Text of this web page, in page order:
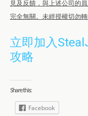
見及反饋，與上述公司的
完全無關。未經授權切勿
立即加入
攻略
Share this:
Facebook